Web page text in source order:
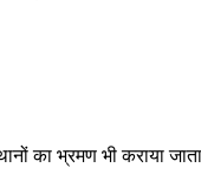
का भ्रमण भी कराया